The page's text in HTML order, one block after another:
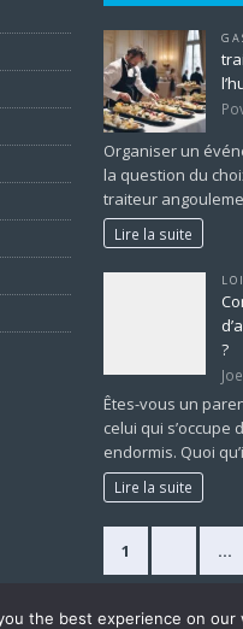
Organiser un
la question du
traiteur
Lire la suite
?
Êtes-vous un
celui qui s’occupe
endormis. Quoi
Lire la suite
1 …
the best experience on